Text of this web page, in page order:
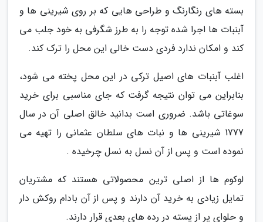
بسته های رنگارنگ و طراحی هایی که بر روی شیرینی ها و
آبنبات ها اجرا شده توجه را به طرز شگرفی به خود جلب می
کند و امکان ندارد فردی دست خالی این محل را ترک کند.
اغلب آبنبات های اصیل ترکی در این محل پخته می شود،
بنابراین می توان نتیجه گرفت که جای مناسبی برای خرید
سوغاتی باشد. ضروری است بدانید خالق اصلی آن در سال
1777 شیرینی ها و نبات های سلطان عثمانی را تهیه می
نموده است و پس از آن نسل به نسل چرخیده .
لوکوم ها از اصلی ترین محصولاتی هستند که مشتریان
تمایل زیادی به خرید آن دارند و پس از آن بادام روکش دار
و حلوای پر از پسته در رده های بعدی قرار دارند.